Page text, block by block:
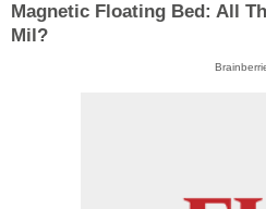
Magnetic Floating Bed: All
Mil?